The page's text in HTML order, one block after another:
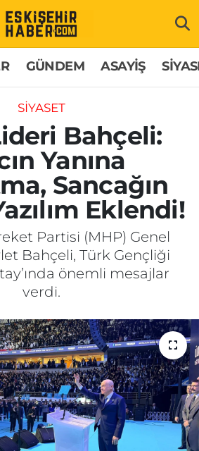
GÜNDEM ASAYİŞ
SİYASET
Bahçeli:
Yanına
Sancağın
Eklendi!
Partisi (MHP) Genel
Bahçeli, Türk Gençliği
önemli mesajlar
verdi.
Yoğunluk Haritası
Durumu ve Fikstür